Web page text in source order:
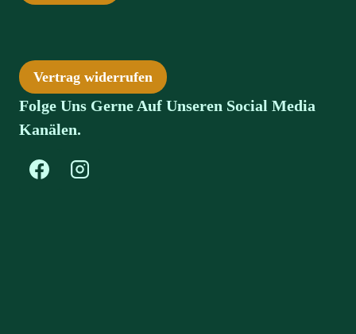
Vertrag widerrufen
Folge Uns Gerne Auf Unseren Social Media
Kanälen.